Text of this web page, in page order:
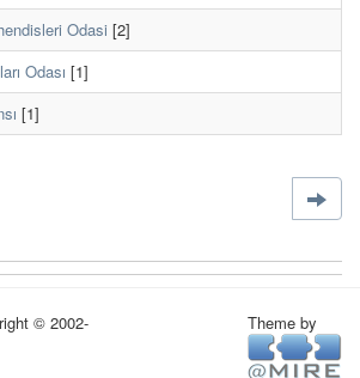
Odasi [2]
Odası [1]
[1]
© 2002-
Theme by